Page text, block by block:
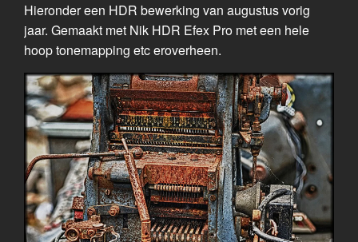
Hieronder een HDR bewerking van augustus vorig
jaar. Gemaakt met Nik HDR Efex Pro met een hele
hoop tonemapping etc eroverheen.